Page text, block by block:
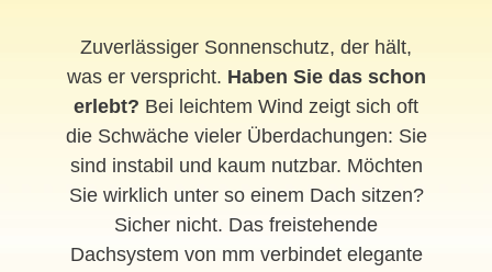
Zuverlässiger Sonnenschutz, der hält,
was er verspricht. Haben Sie das schon
erlebt? Bei leichtem Wind zeigt sich oft
die Schwäche vieler Überdachungen: Sie
sind instabil und kaum nutzbar. Möchten
Sie wirklich unter so einem Dach sitzen?
Sicher nicht. Das freistehende
Dachsystem von mm verbindet elegante